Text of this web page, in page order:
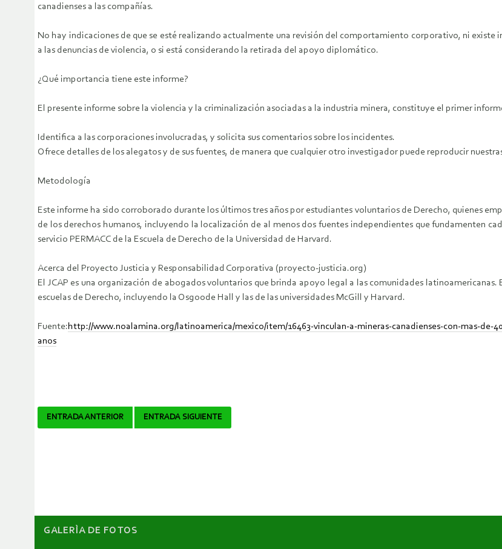
canadienses a las compañías.
No hay indicaciones de que se esté realizando actualmente una revisión del comportamiento corporativo, ni existe
a las denuncias de violencia, o si está considerando la retirada del apoyo diplomático.
¿Qué importancia tiene este informe?
El presente informe sobre la violencia y la criminalización asociadas a la industria minera, constituye el primer
Identifica a las corporaciones involucradas, y solicita sus comentarios sobre los incidentes.
Ofrece detalles de los alegatos y de sus fuentes, de manera que cualquier otro investigador puede reproducir
Metodología
Este informe ha sido corroborado durante los últimos tres años por estudiantes voluntarios de Derecho, quienes
de los derechos humanos, incluyendo la localización de al menos dos fuentes independientes que fundamenten
servicio PERMACC de la Escuela de Derecho de la Universidad de Harvard.
Acerca del Proyecto Justicia y Responsabilidad Corporativa (proyecto-justicia.org)
El JCAP es una organización de abogados voluntarios que brinda apoyo legal a las comunidades
escuelas de Derecho, incluyendo la Osgoode Hall y las de las universidades McGill y Harvard.
Fuente:http://www.noalamina.org/latinoamerica/mexico/item/16463-vinculan-a-mineras-canadienses-con-mas-
anos
Navegador
ENTRADA ANTERIOR ENTRADA SIGUIENTE
GALERÌA DE FOTOS